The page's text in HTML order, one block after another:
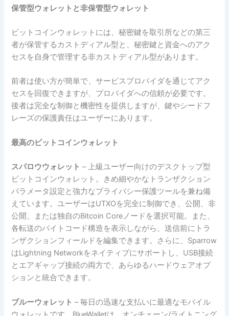
保管型ウォレットと非保管型ウォレット
ビットコインウォレットには、秘密鍵を取引所などの第三
者が保管するカストディアル型と、秘密鍵と資金へのアク
セスを自身で管理する非カストディアル型があります。
前者は使い方が簡単で、サービスプロバイダを通じてアク
セスを回復できますが、プロバイダへの信頼が必要です。
後者は完全な制御と機密性を提供しますが、鍵やシードフ
レーズの保護責任はユーザーにあります。
最高のビットコインウォレット
スパロウウォレット – 上級ユーザー向けのデスクトップ型
ビットコインウォレット。きめ細やかなトランザクション
パラメータ設定と強力なプライバシー保護ツールを兼ね備
えています。ユーザーはUTXOを完全に制御でき、公開、非
公開、または独自のBitcoin Coreノードを選択可能。また、
各転送のバイトコード構造を表示しながら、送信前にトラ
ンザクションフィールドを編集できます。さらに、Sparrow
はLightning Networkをネイティブにサポートし、USB接続
とエアギャップ接続の両方で、あらゆるハードウェアオプ
ションと統合できます。
ブルーウォレット – 毎日の迅速な支払いに最適なモバイル